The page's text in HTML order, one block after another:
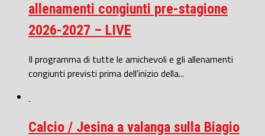
allenamenti congiunti pre-stagione
2026-2027 – LIVE
Il programma di tutte le amichevoli e gli allenamenti
congiunti previsti prima dell’inizio della...
Calcio / Jesina a valanga sulla Biagio